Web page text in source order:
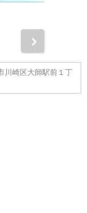
川崎区大師駅前１丁